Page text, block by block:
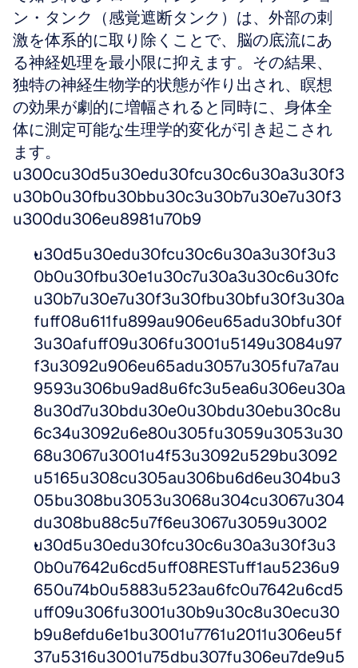
ン・タンク（感覚遮断タンク）は、外部の刺
激を体系的に取り除くことで、脳の底流にあ
る神経処理を最小限に抑えます。その結果、
独特の神経生物学的状態が作り出され、瞑想
の効果が劇的に増幅されると同時に、身体全
体に測定可能な生理学的変化が引き起こされ
ます。
u300cu30d5u30edu30fcu30c6u30a3u30f3
u30b0u30fbu30bbu30c3u30b7u30e7u30f3
u300du306eu8981u70b9
u30d5u30edu30fcu30c6u30a3u30f3u3
0b0u30fbu30e1u30c7u30a3u30c6u30fc
u30b7u30e7u30f3u30fbu30bfu30f3u30a
fuff08u611fu899au906eu65adu30bfu30f
3u30afuff09u306fu3001u5149u3084u97
f3u3092u906eu65adu3057u305fu7a7au
9593u306bu9ad8u6fc3u5ea6u306eu30a
8u30d7u30bdu30e0u30bdu30ebu30c8u
6c34u3092u6e80u305fu3059u3053u30
68u3067u3001u4f53u3092u529bu3092
u5165u308cu305au306bu6d6eu304bu3
05bu308bu3053u3068u304cu3067u304
du308bu88c5u7f6eu3067u3059u3002
u30d5u30edu30fcu30c6u30a3u30f3u3
0b0u7642u6cd5uff08RESTuff1au5236u9
650u74b0u5883u523au6fc0u7642u6cd5
uff09u306fu3001u30b9u30c8u30ecu30
b9u8efdu6e1bu3001u7761u2011u306eu5f
37u5316u3001u75dbu307fu306eu7de9u5